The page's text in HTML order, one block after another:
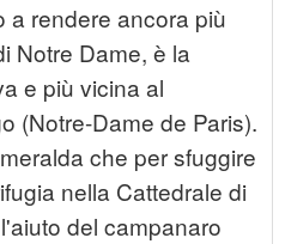
a rendere ancora più
Notre Dame, è la
e più vicina al
(Notre-Dame de Paris).
che per sfuggire
nella Cattedrale di
del campanaro